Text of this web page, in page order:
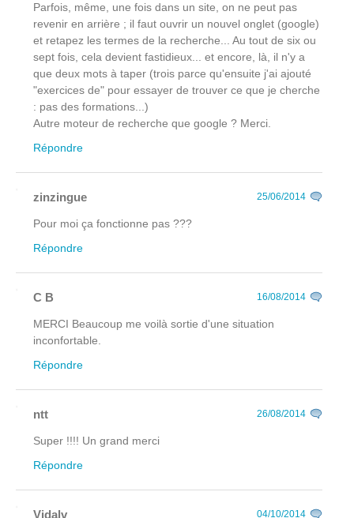
Parfois, même, une fois dans un site, on ne peut pas
revenir en arrière ; il faut ouvrir un nouvel onglet (google)
et retapez les termes de la recherche... Au tout de six ou
sept fois, cela devient fastidieux... et encore, là, il n'y a
que deux mots à taper (trois parce qu'ensuite j'ai ajouté
"exercices de" pour essayer de trouver ce que je cherche
: pas des formations...)
Autre moteur de recherche que google ? Merci.
Répondre
zinzingue 25/06/2014
Pour moi ça fonctionne pas ???
Répondre
C B 16/08/2014
MERCI Beaucoup me voilà sortie d'une situation
inconfortable.
Répondre
ntt 26/08/2014
Super !!!! Un grand merci
Répondre
Vidalv 04/10/2014